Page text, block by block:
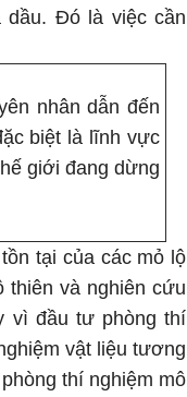
dầu. Đó là việc cần
nhân dẫn đến
biệt là lĩnh vực
giới đang dừng
tại của các mỏ lộ
thiên và nghiên cứu
vì đầu tư phòng thí
vật liệu tương
thí nghiệm mô